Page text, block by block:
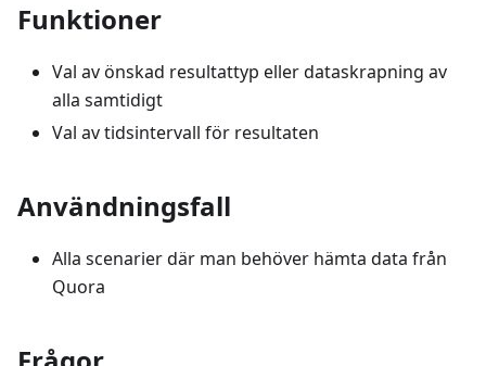
Funktioner
Val av önskad resultattyp eller dataskrapning av
alla samtidigt
Val av tidsintervall för resultaten
Användningsfall
Alla scenarier där man behöver hämta data från
Quora